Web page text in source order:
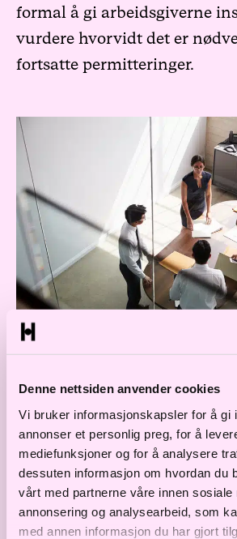
Denne nettsiden anvender cookies
Vi bruker informasjonskapsler for å gi
annonser et personlig preg, for å
mediefunksjoner og for å analysere
dessuten informasjon om hvordan du
vårt med partnerne våre innen sosiale
annonsering og analysearbeid, som
med annen informasjon du har gjort
formal å gi arbeidsgiverne
vurdere hvorvidt det er
fortsatte permitteringer.
For arbeidsgivere og
innebære følgende fra 1.
Maksimal
eksisterende
år (52 uker).